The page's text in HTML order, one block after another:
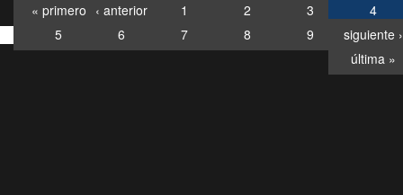
« primero ‹ anterior 1 2 3
4
5
6 7 8 9
siguiente ›
última »